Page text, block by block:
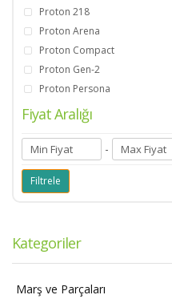
Proton 218
Proton Arena
Proton Compact
Proton Gen-2
Proton Persona
Fiyat Aralığı
-
Kategoriler
Marş ve Parçaları